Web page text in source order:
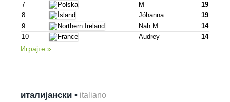
7
M
19
8
Jóhanna
19
9
Nah M.
14
10
Audrey 14
Играјте »
италијански • italiano